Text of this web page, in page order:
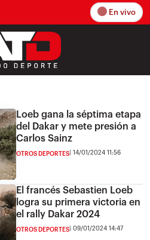
En vivo
Loeb gana la séptima etapa
del Dakar y mete presión a
Carlos Sainz
OTROS DEPORTES 14/01/2024 11:56
El francés Sebastien Loeb
logra su primera victoria en
el rally Dakar 2024
OTROS DEPORTES 09/01/2024 14:47